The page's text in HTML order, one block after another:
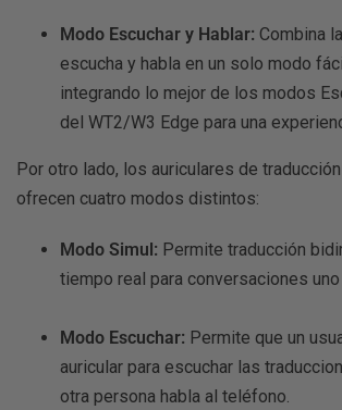
Modo Escuchar y Hablar: Combina
escucha y habla en un solo modo
integrando lo mejor de los modos
del WT2/W3 Edge para una
Por otro lado, los auriculares de
ofrecen cuatro modos distintos:
Modo Simul: Permite traducción
tiempo real para conversaciones uno
Modo Escuchar: Permite que un
auricular para escuchar las
otra persona habla al teléfono.